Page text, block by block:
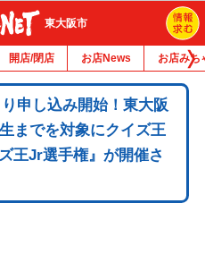
東大阪市
開店/閉店 お店News お店みち
申し込み開始！東大阪
までを対象にクイズ王
王Jr選手権』が開催さ